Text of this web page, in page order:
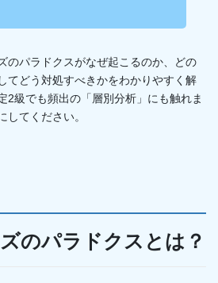
のパラドクスがなぜ起こるのか、どの
てどう対処すべきかをわかりやすく解
2級でも頻出の「層別分析」にも触れま
してください。
のパラドクスとは？